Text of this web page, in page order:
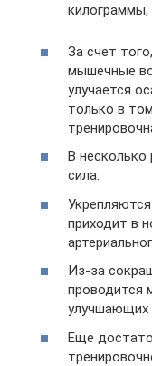
килограммы,
За счет
мышечные
улучается
только в
В несколько
сила.
приходит в
Из-за
проводится
улучшающих
Еще